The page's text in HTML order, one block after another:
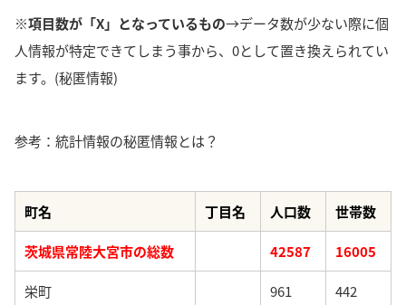
※項目数が「X」となっているもの→データ数が少ない際に個
人情報が特定できてしまう事から、0として置き換えられてい
ます。(秘匿情報)
参考：統計情報の秘匿情報とは？
町名 丁目名 人口数 世帯数
茨城県常陸大宮市の総数 42587 16005
栄町 961 442